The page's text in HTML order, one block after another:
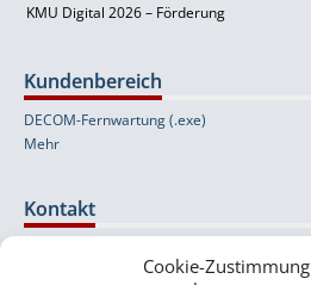
Cookie-Zustimmung
KMU Digital 2026 – Förderung
Kundenbereich
DECOM-Fernwartung (.exe)
Mehr
Kontakt
Wolfernstraße 20b